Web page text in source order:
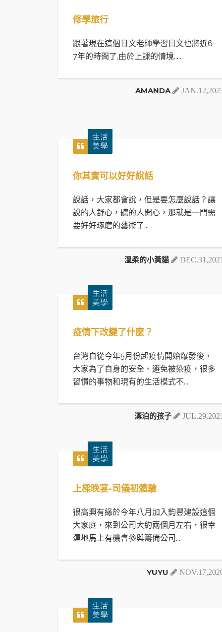
修學旅行
跟著現在這個日文老師學習日文也將近6-
7年的時間了,由於上課的情境......
AMANDA
你其實可以好好說話
說話，大家都會說，但是要怎麼說話？讓
說的人舒心，聽的人開心，那就是一門需
要好好琢磨的藝術了...
溫柔的小黃貓 DEC.31,2021
疫情下改變了什麼？
台灣自從今年5月份起疫情開始爆發後，
大家為了自身的安全、避免被染疫，很多
習慣的事物和現有的生活模式不...
漂泊的孩子 JUL.29,2021
上樑晚宴-司儀初體驗
很高興有緣於今年八月加入鈞豐建設這個
大家庭，來到公司大約兩個月左右，很幸
運地馬上有機會參與籌備公司...
YUYU